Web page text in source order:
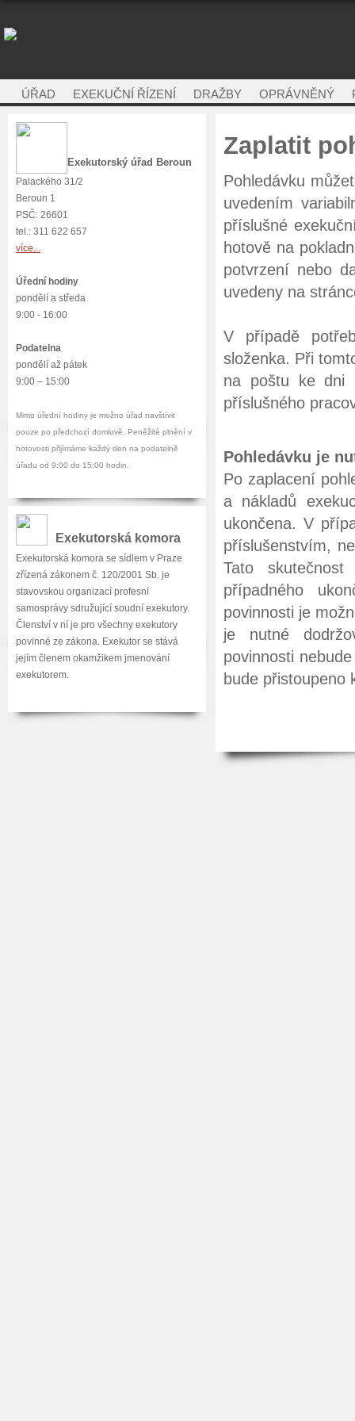
ÚŘAD EXEKUČNÍ ŘÍZENÍ DRAŽBY OPRÁVNĚNÝ
Exekutorský úřad Beroun
Palackého 31/2
Beroun 1
PSČ: 26601
tel.: 311 622 657
více...
Úřední hodiny
pondělí a středa
9:00 - 16:00
Podatelna
pondělí až pátek
9:00 – 15:00
Mimo úřední hodiny je možno úřad navštívit
pouze po předchozí domluvě. Peněžité plnění v
hotovosti přijímáme každý den na podatelně
úřadu od 9:00 do 15:00 hodin.
Exekutorská komora
Exekutorská komora se sídlem v Praze
zřízená zákonem č. 120/2001 Sb. je
stavovskou organizací profesní
samosprávy sdružující soudní exekutory.
Členství v ní je pro všechny exekutory
povinné ze zákona. Exekutor se stává
jejím členem okamžikem jmenování
exekutorem.
Zaplatit
Pohledávku
uvedením
příslušné
hotově na
potvrzení nebo
uvedeny na
V případě
složenka. Při
na poštu ke dni
příslušného
Pohledávku je
Po zaplacení
a nákladů
ukončena. V
příslušenstvím,
Tato
případného
povinnosti je
je nutné
povinnosti
bude přistoupeno